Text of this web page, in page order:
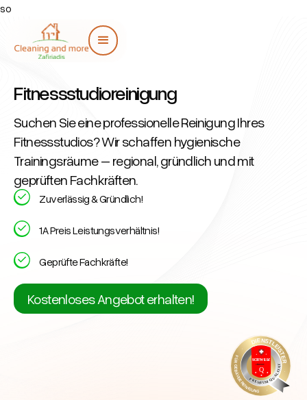
so
Fitnessstudioreinigung
Suchen Sie eine professionelle Reinigung Ihres
Fitnessstudios? Wir schaffen hygienische
Trainingsräume – regional, gründlich und mit
geprüften Fachkräften.
Zuverlässig & Gründlich!
1A Preis Leistungsverhältnis!
Geprüfte Fachkräfte!
Kostenloses Angebot erhalten!